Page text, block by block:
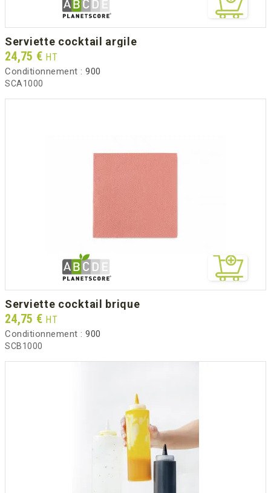
serviette cocktail argile
Prix
24,75 € HT
Conditionnement : 900
SCA1000
serviette cocktail brique
Prix
24,75 € HT
Conditionnement : 900
SCB1000